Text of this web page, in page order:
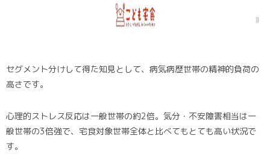
セグメント分けして得た知見として、病気病歴世帯の精神的負荷の
高さです。
心理的ストレス反応は一般世帯の約2倍。気分・不安障害相当は一
般世帯の3倍強で、宅食対象世帯全体と比べてもとても高い状況で
す。